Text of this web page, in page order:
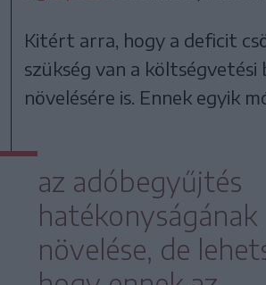
Kitért arra, hogy a deficit
szükség van a költségvetési
növelésére is. Ennek egyik
az adóbegyűjtés
hatékonyságának
növelése, de